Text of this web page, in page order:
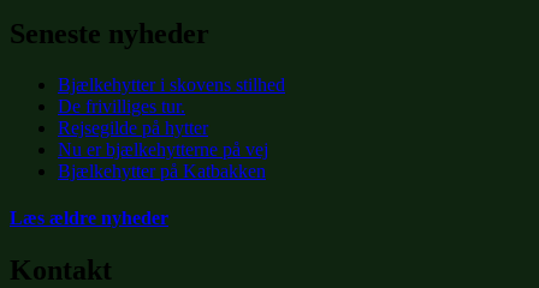
Seneste nyheder
Bjælkehytter i skovens stilhed
De frivilliges tur.
Rejsegilde på hytter
Nu er bjælkehytterne på vej
Bjælkehytter på Katbakken
Læs ældre nyheder
Kontakt